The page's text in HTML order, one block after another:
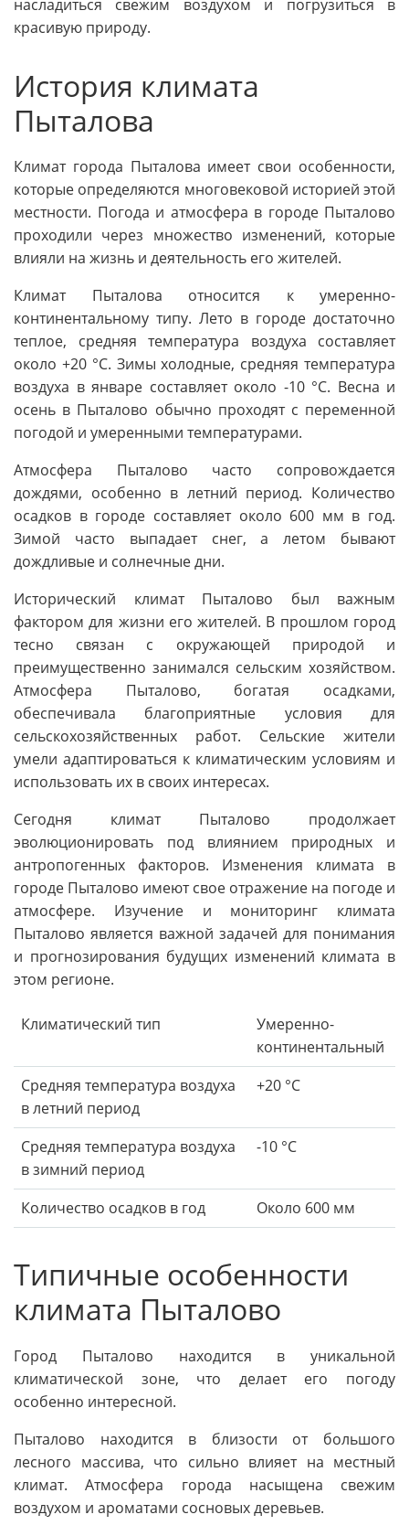
насладиться свежим воздухом и погрузиться в
красивую природу.
История климата
Пыталова
Климат города Пыталова имеет свои особенности,
которые определяются многовековой историей этой
местности. Погода и атмосфера в городе Пыталово
проходили через множество изменений, которые
влияли на жизнь и деятельность его жителей.
Климат Пыталова относится к умеренно-
континентальному типу. Лето в городе достаточно
теплое, средняя температура воздуха составляет
около +20 °C. Зимы холодные, средняя температура
воздуха в январе составляет около -10 °C. Весна и
осень в Пыталово обычно проходят с переменной
погодой и умеренными температурами.
Атмосфера Пыталово часто сопровождается
дождями, особенно в летний период. Количество
осадков в городе составляет около 600 мм в год.
Зимой часто выпадает снег, а летом бывают
дождливые и солнечные дни.
Исторический климат Пыталово был важным
фактором для жизни его жителей. В прошлом город
тесно связан с окружающей природой и
преимущественно занимался сельским хозяйством.
Атмосфера Пыталово, богатая осадками,
обеспечивала благоприятные условия для
сельскохозяйственных работ. Сельские жители
умели адаптироваться к климатическим условиям и
использовать их в своих интересах.
Сегодня климат Пыталово продолжает
эволюционировать под влиянием природных и
антропогенных факторов. Изменения климата в
городе Пыталово имеют свое отражение на погоде и
атмосфере. Изучение и мониторинг климата
Пыталово является важной задачей для понимания
и прогнозирования будущих изменений климата в
этом регионе.
Климатический тип
Умеренно-
континентальный
Средняя температура воздуха
в летний период
+20 °C
Средняя температура воздуха
в зимний период
-10 °C
Количество осадков в год Около 600 мм
Типичные особенности
климата Пыталово
Город Пыталово находится в уникальной
климатической зоне, что делает его погоду
особенно интересной.
Пыталово находится в близости от большого
лесного массива, что сильно влияет на местный
климат. Атмосфера города насыщена свежим
воздухом и ароматами сосновых деревьев.